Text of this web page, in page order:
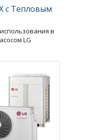
с Тепловым
в
LG